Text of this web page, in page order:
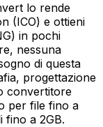
lo rende
(ICO) e ottieni
in pochi
nessuna
di questa
progettazione
convertitore
per file fino a
fino a 2GB.